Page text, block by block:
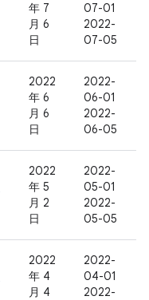
年 7
月 6
日
07-01
2022-
07-05
2022
年 6
月 6
日
2022-
06-01
2022-
06-05
2022
年 5
月 2
日
2022-
05-01
2022-
05-05
2022
年 4
月 4
2022-
04-01
2022-